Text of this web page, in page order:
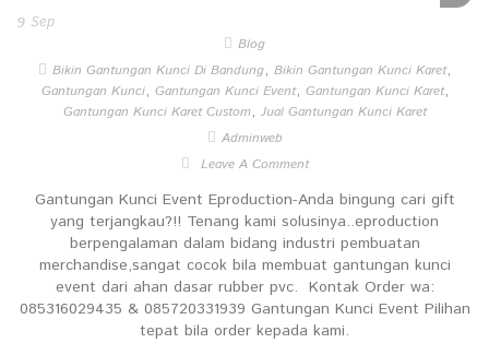
9 Sep
Blog
Bikin Gantungan Kunci Di Bandung, Bikin Gantungan Kunci Karet,
Gantungan Kunci, Gantungan Kunci Event, Gantungan Kunci Karet,
Gantungan Kunci Karet Custom, Jual Gantungan Kunci Karet
Adminweb
Leave A Comment
Gantungan Kunci Event Eproduction-Anda bingung cari gift
yang terjangkau?!! Tenang kami solusinya..eproduction
berpengalaman dalam bidang industri pembuatan
merchandise,sangat cocok bila membuat gantungan kunci
event dari ahan dasar rubber pvc. Kontak Order wa:
085316029435 & 085720331939 Gantungan Kunci Event Pilihan
tepat bila order kepada kami.